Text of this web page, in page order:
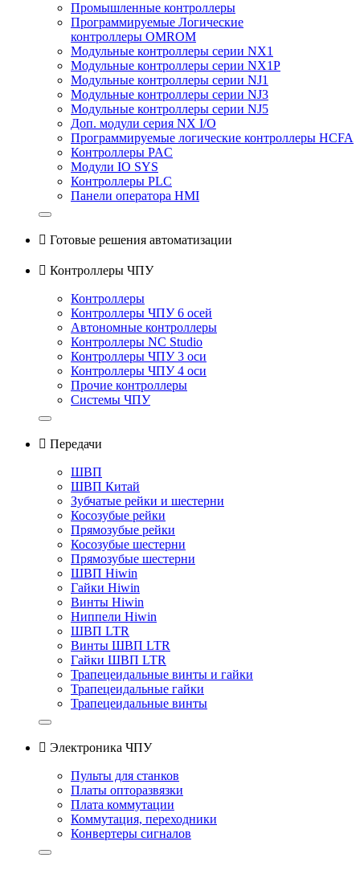
Промышленные контроллеры
Программируемые Логические
контроллеры OMROM
Модульные контроллеры серии NX1
Модульные контроллеры серии NX1P
Модульные контроллеры серии NJ1
Модульные контроллеры серии NJ3
Модульные контроллеры серии NJ5
Доп. модули серия NX I/O
Программируемые логические контроллеры HCFA
Контроллеры PAC
Модули IO SYS
Контроллеры PLC
Панели оператора HMI
 Готовые решения автоматизации
 Контроллеры ЧПУ
Контроллеры
Контроллеры ЧПУ 6 осей
Автономные контроллеры
Контроллеры NC Studio
Контроллеры ЧПУ 3 оси
Контроллеры ЧПУ 4 оси
Прочие контроллеры
Системы ЧПУ
 Передачи
ШВП
ШВП Китай
Зубчатые рейки и шестерни
Косозубые рейки
Прямозубые рейки
Косозубые шестерни
Прямозубые шестерни
ШВП Hiwin
Гайки Hiwin
Винты Hiwin
Ниппели Hiwin
ШВП LTR
Винты ШВП LTR
Гайки ШВП LTR
Трапецеидальные винты и гайки
Трапецеидальные гайки
Трапецеидальные винты
 Электроника ЧПУ
Пульты для станков
Платы опторазвязки
Плата коммутации
Коммутация, переходники
Конвертеры сигналов